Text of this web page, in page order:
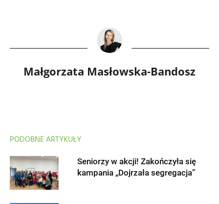
Małgorzata Masłowska-Bandosz
PODOBNE ARTYKUŁY
Seniorzy w akcji! Zakończyła się
kampania „Dojrzała segregacja”